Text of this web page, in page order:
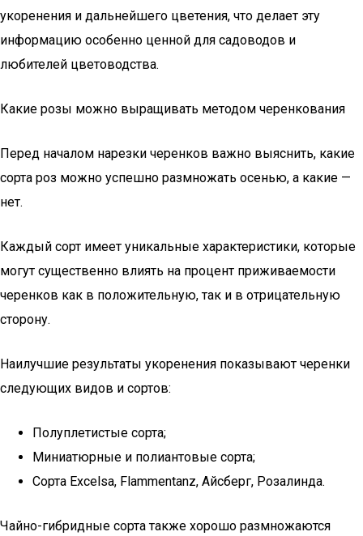
укоренения и дальнейшего цветения, что делает эту
информацию особенно ценной для садоводов и
любителей цветоводства.
Какие розы можно выращивать методом черенкования
Перед началом нарезки черенков важно выяснить, какие
сорта роз можно успешно размножать осенью, а какие —
нет.
Каждый сорт имеет уникальные характеристики, которые
могут существенно влиять на процент приживаемости
черенков как в положительную, так и в отрицательную
сторону.
Наилучшие результаты укоренения показывают черенки
следующих видов и сортов:
Полуплетистые сорта;
Миниатюрные и полиантовые сорта;
Сорта Excelsa, Flammentanz, Айсберг, Розалинда.
Чайно-гибридные сорта также хорошо размножаются